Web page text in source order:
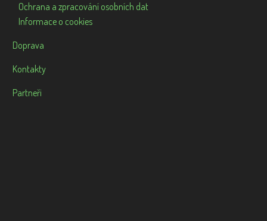
Ochrana a zpracování osobních dat
Informace o cookies
Doprava
Kontakty
Partneři